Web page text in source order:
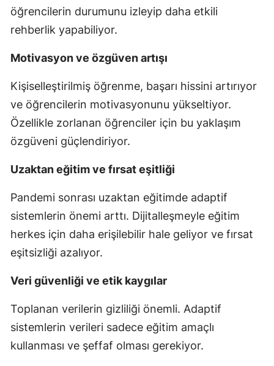
öğrencilerin durumunu izleyip daha etkili
rehberlik yapabiliyor.
Motivasyon ve özgüven artışı
Kişiselleştirilmiş öğrenme, başarı hissini artırıyor
ve öğrencilerin motivasyonunu yükseltiyor.
Özellikle zorlanan öğrenciler için bu yaklaşım
özgüveni güçlendiriyor.
Uzaktan eğitim ve fırsat eşitliği
Pandemi sonrası uzaktan eğitimde adaptif
sistemlerin önemi arttı. Dijitalleşmeyle eğitim
herkes için daha erişilebilir hale geliyor ve fırsat
eşitsizliği azalıyor.
Veri güvenliği ve etik kaygılar
Toplanan verilerin gizliliği önemli. Adaptif
sistemlerin verileri sadece eğitim amaçlı
kullanması ve şeffaf olması gerekiyor.